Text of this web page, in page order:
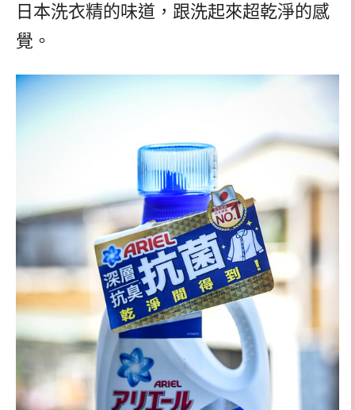
日本洗衣精的味道，跟洗起來超乾淨的感
覺。